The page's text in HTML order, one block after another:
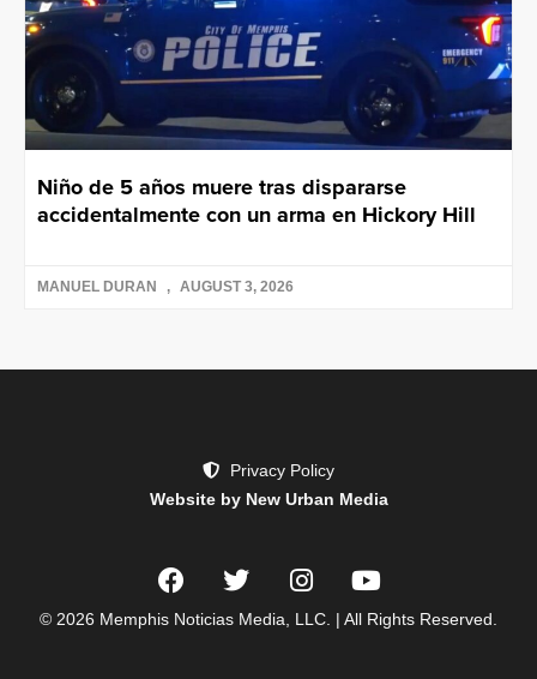
Niño de 5 años muere tras dispararse
accidentalmente con un arma en Hickory Hill
MANUEL DURAN AUGUST 3, 2026
Privacy Policy
Website by New Urban Media
© 2026 Memphis Noticias Media, LLC. | All Rights Reserved.